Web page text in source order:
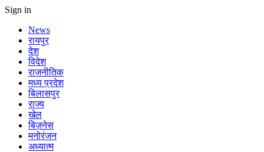
Sign in
News
रायपुर
देश
विदेश
राजनीतिक
मध्य प्रदेश
बिलासपुर
राज्य
खेल
बिज़नेस
मनोरंजन
अध्यात्म